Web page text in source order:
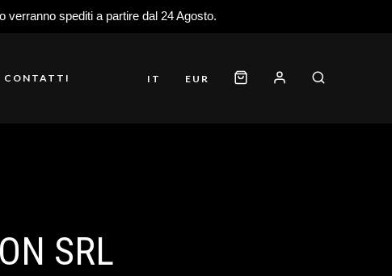
verranno spediti a partire dal 24 Agosto.
CONTATTI IT EUR
SRL